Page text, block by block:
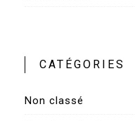
CATÉGORIES
Non classé